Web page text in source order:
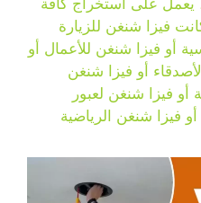
فيزا شنغن للزيارة
أو فيزا شنغن للأعمال أو
أو فيزا شنغن
أو فيزا شنغن لعبور
فيزا شنغن الرياضية